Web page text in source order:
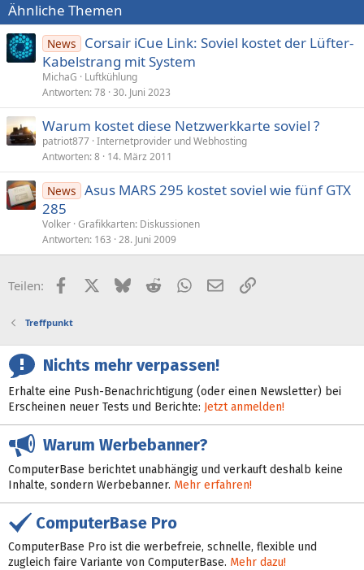
Ähnliche Themen
News
Corsair iCue Link: Soviel kostet der Lüfter-
Kabelstrang mit System
MichaG
Luftkühlung
Antworten 78 30. Juni 2023
Warum kostet diese Netzwerkkarte soviel ?
patriot877 Internetprovider und Webhosting
Antworten 8 14. März 2011
News Asus MARS 295 kostet soviel wie fünf GTX
285
Volker Grafikkarten: Diskussionen
Antworten 163 28. Juni 2009
Teilen: FacebookX (Twitter)
BlueskyRedditWhatsApp
E-MailLink
Treffpunkt
Nichts mehr verpassen!
Erhalte eine Push-Benachrichtigung (oder einen Newsletter) bei
Erscheinen neuer Tests und Berichte: Jetzt anmelden!
Warum Werbebanner?
ComputerBase berichtet unabhängig und verkauft deshalb keine
Inhalte, sondern Werbebanner. Mehr erfahren!
ComputerBase Pro
ComputerBase Pro ist die werbefreie, schnelle, flexible und
zugleich faire Variante von ComputerBase. Mehr dazu!